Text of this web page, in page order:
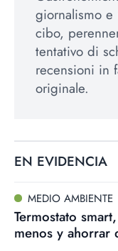
giornalismo
cibo,
tentativo di
recensioni in
originale.
EN EVIDENCIA
MEDIO AMBIENTE
Termostato
menos y ahorrar